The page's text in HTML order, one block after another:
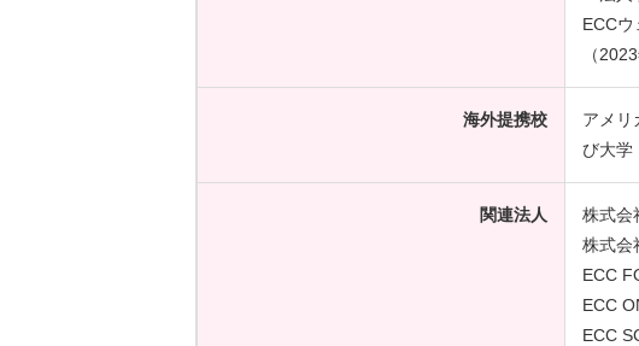
ECCウ
（
海外提携校
アメリ
び大学
関連法人
株式会
株式会
ECC
ECC
ECC